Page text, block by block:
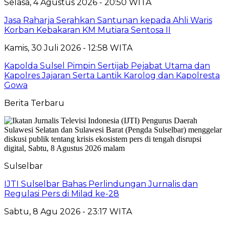
Selasa, 4 Agustus 2026 - 20:50 WITA
Jasa Raharja Serahkan Santunan kepada Ahli Waris
Korban Kebakaran KM Mutiara Sentosa II
Kamis, 30 Juli 2026 - 12:58 WITA
Kapolda Sulsel Pimpin Sertijab Pejabat Utama dan
Kapolres Jajaran Serta Lantik Karolog dan Kapolresta
Gowa
Berita Terbaru
Sulselbar
IJTI Sulselbar Bahas Perlindungan Jurnalis dan
Regulasi Pers di Milad ke-28
Sabtu, 8 Agu 2026 - 23:17 WITA